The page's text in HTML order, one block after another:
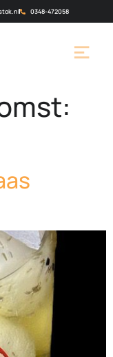
0348-472058